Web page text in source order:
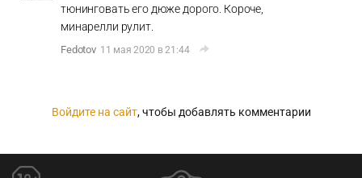
тюнинговать его дюже дорого. Короче,
минарелли рулит.
Fedotov 11 мая 2020 в 21:44
Войдите на сайт, чтобы добавлять комментарии